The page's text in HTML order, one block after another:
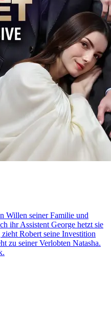
Willen seiner Familie und
ihr Assistent George hetzt sie
Robert seine Investition
zu seiner Verlobten Natasha.